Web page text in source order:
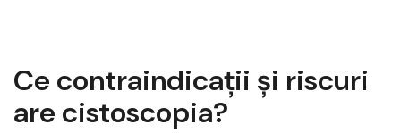
Ce contraindicații și riscuri
are cistoscopia?